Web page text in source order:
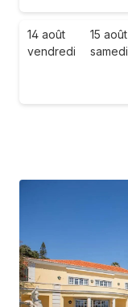
14 août
vendredi
15 août
samedi